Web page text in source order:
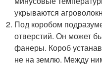
укрываются
Под коробом
отверстий. Он может
фанеры. Короб
не на землю. Между